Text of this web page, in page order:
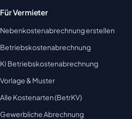
Für Vermieter
Nebenkostenabrechnung erstellen
Betriebskostenabrechnung
KI Betriebskostenabrechnung
Vorlage & Muster
Alle Kostenarten (BetrKV)
Gewerbliche Abrechnung